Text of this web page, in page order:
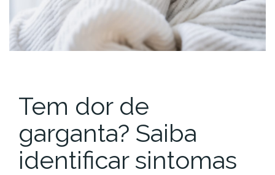
Tem dor de
garganta? Saiba
identificar sintomas